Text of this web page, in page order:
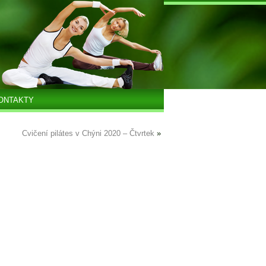
Cvičení pilátes v Chýni 2020 – Čtvrtek »